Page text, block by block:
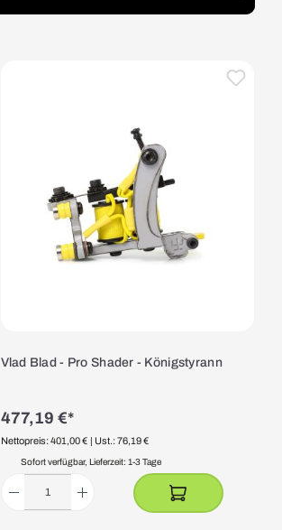
Vlad Blad - Pro Shader - Königstyrann
477,19 €*
Nettopreis: 401,00 € | Ust.: 76,19 €
Sofort verfügbar, Lieferzeit: 1-3 Tage